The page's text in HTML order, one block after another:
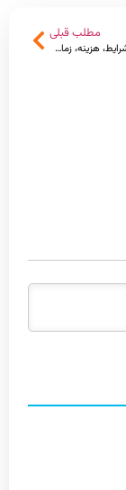
مطلب قبلی
ترمیم معدل ۱۴۰۵؛ شرایط، هزینه، زمان ثبت‌نام و تأثیر در کنکور